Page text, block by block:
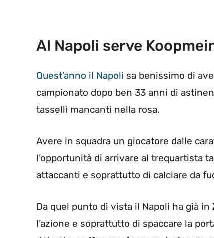
Al Napoli serve
Quest’anno il Napoli sa benissimo di
campionato dopo ben 33 anni di
tasselli mancanti nella rosa.
Avere in squadra un giocatore dalle
l’opportunità di arrivare al trequartista
attaccanti e soprattutto di calciare da
Da quel punto di vista il Napoli ha già in
l’azione e soprattutto di spaccare la